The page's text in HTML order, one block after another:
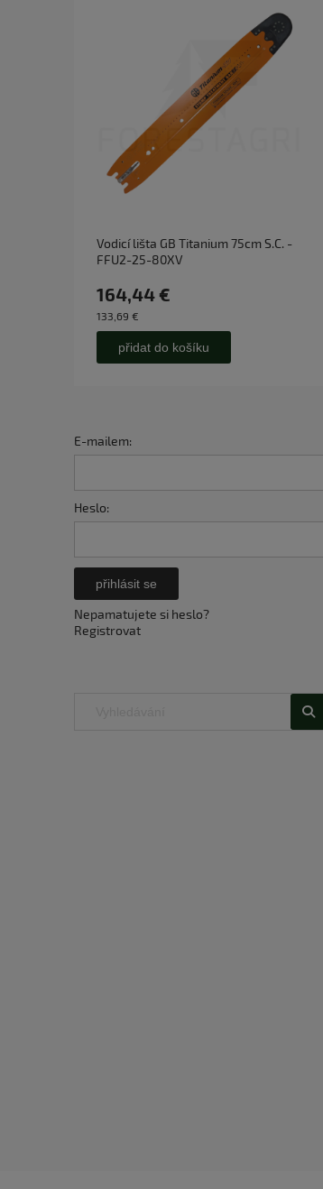
Vodicí lišta GB Titanium 75cm S.C. -
FFU2-25-80XV
164,44 €
133,69 €
přidat do košíku
E-mailem:
Heslo:
přihlásit se
Nepamatujete si heslo?
Registrovat